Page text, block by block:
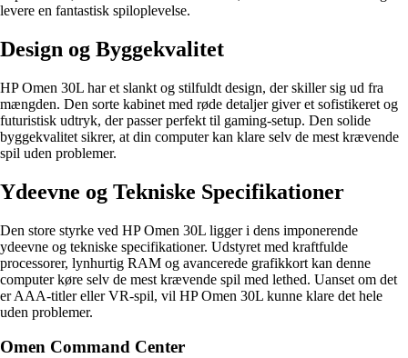
levere en fantastisk spiloplevelse.
Design og Byggekvalitet
HP Omen 30L har et slankt og stilfuldt design, der skiller sig ud fra
mængden. Den sorte kabinet med røde detaljer giver et sofistikeret og
futuristisk udtryk, der passer perfekt til gaming-setup. Den solide
byggekvalitet sikrer, at din computer kan klare selv de mest krævende
spil uden problemer.
Ydeevne og Tekniske Specifikationer
Den store styrke ved HP Omen 30L ligger i dens imponerende
ydeevne og tekniske specifikationer. Udstyret med kraftfulde
processorer, lynhurtig RAM og avancerede grafikkort kan denne
computer køre selv de mest krævende spil med lethed. Uanset om det
er AAA-titler eller VR-spil, vil HP Omen 30L kunne klare det hele
uden problemer.
Omen Command Center